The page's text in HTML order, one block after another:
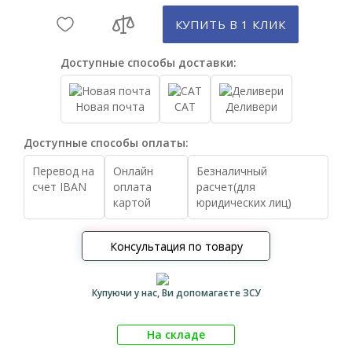
КУПИТЬ В 1 КЛИК
Доступные способы доставки:
Новая почта САТ Деливери
Доступные способы оплаты:
Перевод на
счет IBAN
Онлайн
оплата
картой
Безналичный
расчет(для
юридических лиц)
Консультация по товару
Купуючи у нас, Ви допомагаєте ЗСУ
На складе